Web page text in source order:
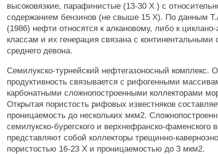
высоковязкие, парафинистые (13-30 X ) с
содержанием бензинов (не свыше 15 X). По данным
(1986) нефти относятся к алкановому, либо к
классам и их генерация связана с континентальными
среднего девона.
Семилукско-турнейский нефтегазоносный комплекс.
продуктивность связывается с рифогенными
карбонатными сложнопостроенными коллекторами
Открытая пористость рифовых известняков
проницаемость до нескольких мкм2.
семилукско-бурегского и верхнефранско-фаменского
представляют собой коллекторы трещинно-
пористостью 16-23 X и проницаемостью до 3 мкм2.